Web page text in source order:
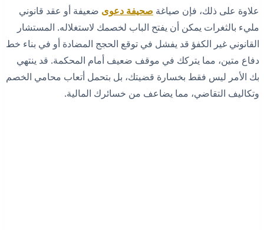
علاوة على ذلك، فإن صياغة صحيفة دعوى ضعيفة أو عقد قانوني
مليء بالثغرات يمكن أن يفتح الباب لخصمك لاستغلاله. المستشار
القانوني غير الكفؤ قد يفشل في توقع الحجج المضادة أو في بناء خط
دفاع متين، مما يتركك في موقف ضعيف أمام المحكمة. قد ينتهي
بك الأمر ليس فقط بخسارة قضيتك، بل بتحمل أتعاب محامي الخصم
وتكاليف التقاضي، مما يضاعف من خسائرك المالية.